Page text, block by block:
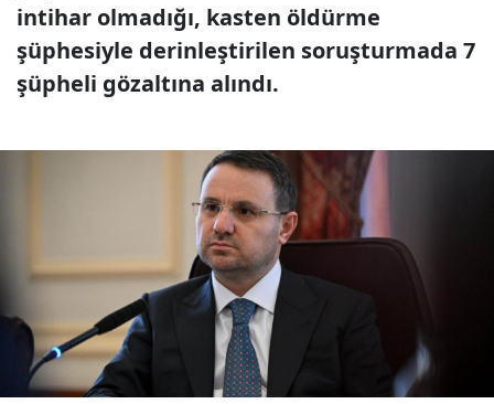
intihar olmadığı, kasten öldürme
şüphesiyle derinleştirilen soruşturmada 7
şüpheli gözaltına alındı.